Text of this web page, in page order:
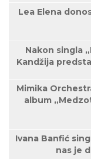
Lea Elena
Nakon singla
Kandžija
Mimika
album
Ivana Banfić
nas je